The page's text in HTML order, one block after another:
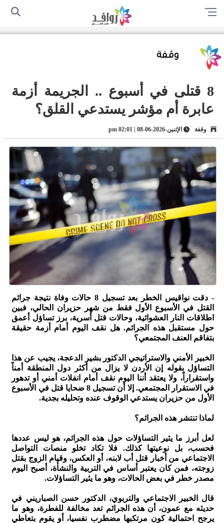
الرئيسية سياسة الخصوصية
وقفة
8 قتلى في أسبوع .. الجريمة أزمة
عابرة أم مؤشر يستدعي القلق؟
وقفة الإثنين-2026-06-08 | 02:01 pm
- دقت نواقيس الخطر بعد تسجيل 8 حالات وفاة نتيجة جرائم
القتل في الأسبوع الأول فقط من شهر حزيران الحالي، فبين
اطلاقات النار العشوائية، وحالات قتل أسرية، برز تساؤل أعمق
حول مستقبل هذه الجرائم. هل نقف اليوم أمام أزمة حقيقة
بتفاقم العنف المجتمعي؟
الخبير الأمني والاستراتيجي الدكتور بشير الدعجة، يجيب عن هذا
التساؤل بقوله إن الأردن لا يزال من أكثر دول المنطقة أمناً
واستقراراً، ولا يعتقد أننا اليوم نقف أمام انفلات أمني أو تدهور
في الاستقرار المجتمعي. إلا أن تسجيل 8 ضحايا قتل في الأسبوع
الأول من حزيران يستدعي الوقوف عنده وتحليله بجدية.
لماذا تنتشر هذه الجرائم؟
لعل أبرز ما يثير التساؤلات حول هذه الجرائم، هو ليس عددها
فحسب، بل نوعيتها كذلك. فلا تكاد تخلو منصات التواصل
الاجتماعي من أخبار قتل أب لابنه، أو العكس، وقيام الزوج بقتل
زوجته، فمن كان يعتبر أساس في التربية والنشأة، أصبح اليوم
مصدر خطر في بعض الحالات، وهو ما يثير التساؤلات.
قال الخبير الاجتماعي والتربوي، الدكتور حسن الصباريني في
حديثه مع عمون، أن هذه الجرائم تعد مخالفة للفطرة، وهو ما
يرجح احتمالية كون مرتكبها مضطرب نفسيا، أو يقوم بتعاطي